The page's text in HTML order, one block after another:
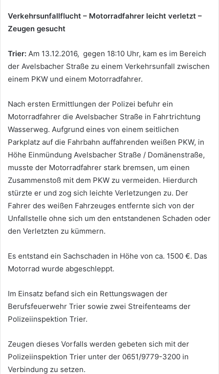
Verkehrsunfallflucht – Motorradfahrer leicht verletzt –
Zeugen gesucht
Trier: Am 13.12.2016, gegen 18:10 Uhr, kam es im Bereich
der Avelsbacher Straße zu einem Verkehrsunfall zwischen
einem PKW und einem Motorradfahrer.
Nach ersten Ermittlungen der Polizei befuhr ein
Motorradfahrer die Avelsbacher Straße in Fahrtrichtung
Wasserweg. Aufgrund eines von einem seitlichen
Parkplatz auf die Fahrbahn auffahrenden weißen PKW, in
Höhe Einmündung Avelsbacher Straße / Domänenstraße,
musste der Motorradfahrer stark bremsen, um einen
Zusammenstoß mit dem PKW zu vermeiden. Hierdurch
stürzte er und zog sich leichte Verletzungen zu. Der
Fahrer des weißen Fahrzeuges entfernte sich von der
Unfallstelle ohne sich um den entstandenen Schaden oder
den Verletzten zu kümmern.
Es entstand ein Sachschaden in Höhe von ca. 1500 €. Das
Motorrad wurde abgeschleppt.
Im Einsatz befand sich ein Rettungswagen der
Berufsfeuerwehr Trier sowie zwei Streifenteams der
Polizeiinspektion Trier.
Zeugen dieses Vorfalls werden gebeten sich mit der
Polizeiinspektion Trier unter der 0651/9779-3200 in
Verbindung zu setzen.